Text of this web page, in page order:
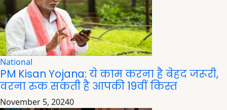
National
PM Kisan Yojana: ये काम करना है बेहद जरूरी,
वरना रुक सकती है आपकी 19वीं किस्त
November 5, 20240